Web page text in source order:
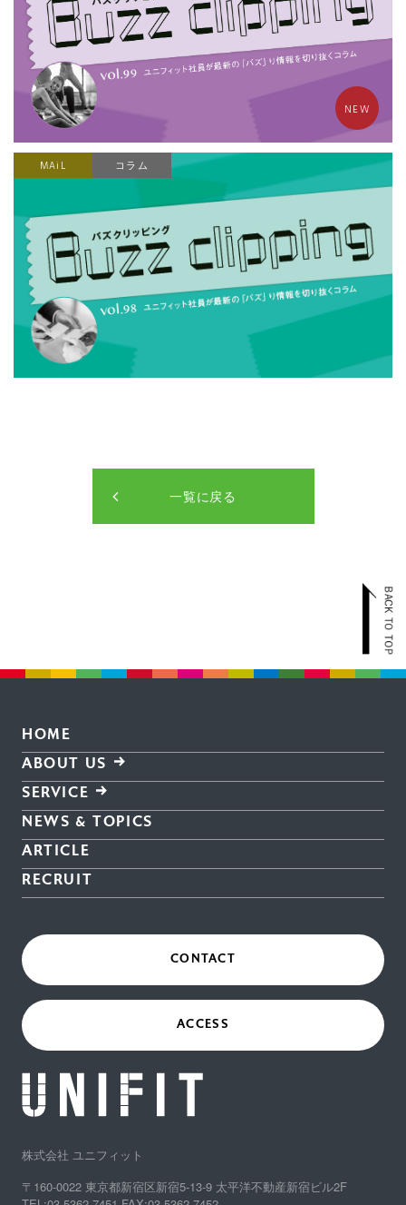
NEW
MAiL コラム
一覧に戻る
HOME
ABOUT US
SERVICE
NEWS & TOPICS
ARTICLE
RECRUIT
CONTACT
ACCESS
株式会社 ユニフィット
〒160-0022 東京都新宿区新宿5-13-9 太平洋不動産新宿ビル2F